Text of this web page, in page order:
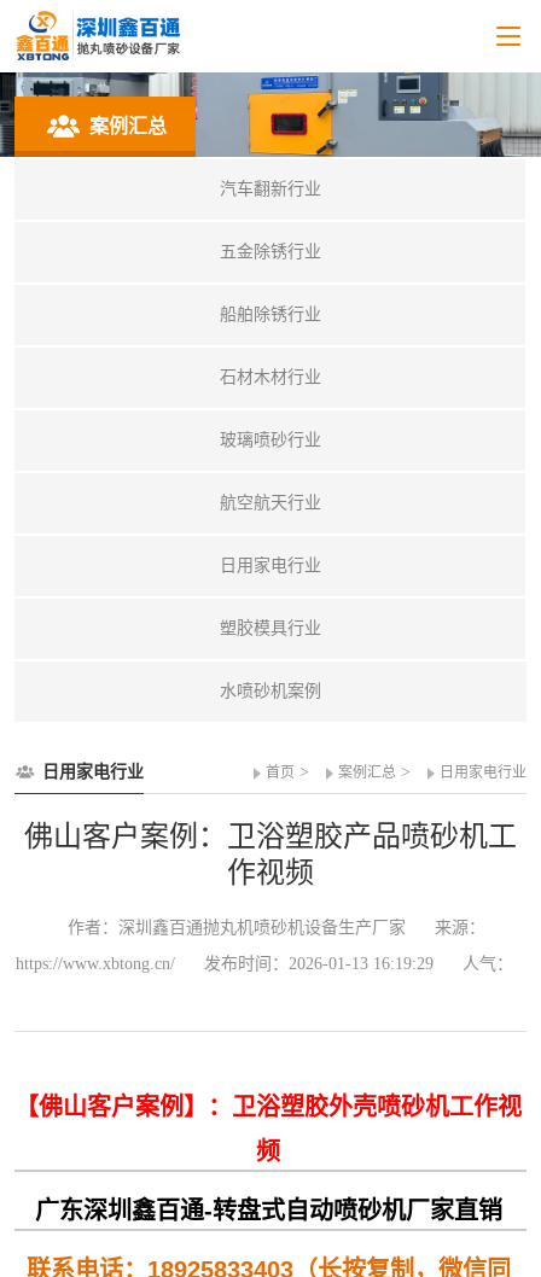
案例汇总
汽车翻新行业
五金除锈行业
船舶除锈行业
石材木材行业
玻璃喷砂行业
航空航天行业
日用家电行业
塑胶模具行业
水喷砂机案例
日用家电行业 首页 > 案例汇总 > 日用家电行业
佛山客户案例：卫浴塑胶产品喷砂机工
作视频
作者：深圳鑫百通抛丸机喷砂机设备生产厂家
来源：
https://www.xbtong.cn/
发布时间：2026-01-13 16:19:29 人气：
【佛山客户案例】：卫浴塑胶外壳喷砂机工作视
频
广东深圳鑫百通-转盘式自动喷砂机厂家直销
联系电话：18925833403（长按复制，微信同